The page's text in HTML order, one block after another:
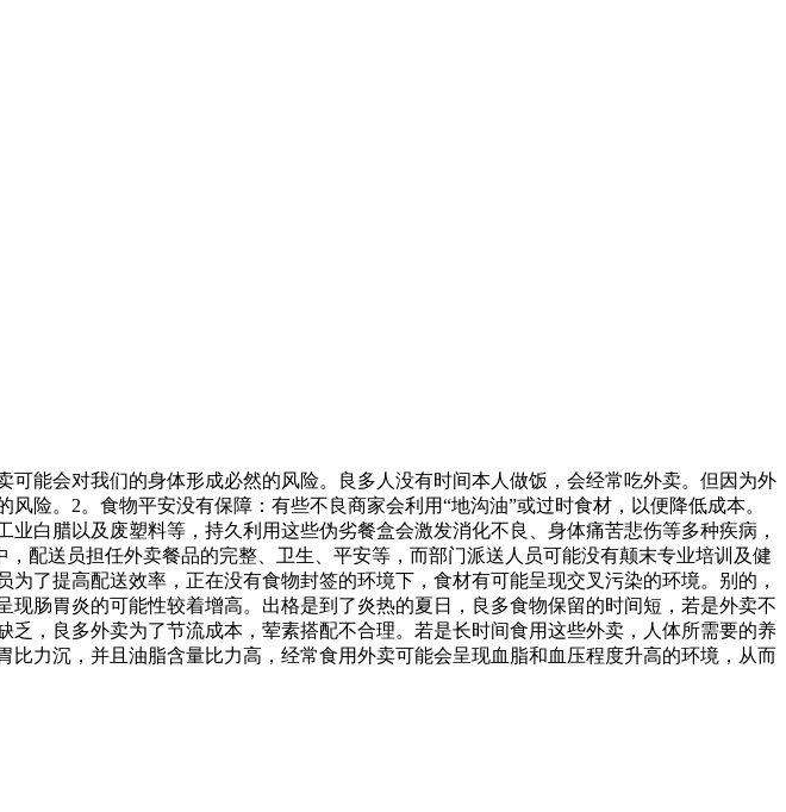
会对我们的身体形成必然的风险。良多人没有时间本人做饭，会经常吃外卖。但因为外
险。2。食物平安没有保障：有些不良商家会利用“地沟油”或过时食材，以便降低成本。
白腊以及废塑料等，持久利用这些伪劣餐盒会激发消化不良、身体痛苦悲伤等多种疾病，
配送员担任外卖餐品的完整、卫生、平安等，而部门派送人员可能没有颠末专业培训及健
了提高配送效率，正在没有食物封签的环境下，食材有可能呈现交叉污染的环境。别的，
肠胃炎的可能性较着增高。出格是到了炎热的夏日，良多食物保留的时间短，若是外卖不
，良多外卖为了节流成本，荤素搭配不合理。若是长时间食用这些外卖，人体所需要的养
力沉，并且油脂含量比力高，经常食用外卖可能会呈现血脂和血压程度升高的环境，从而